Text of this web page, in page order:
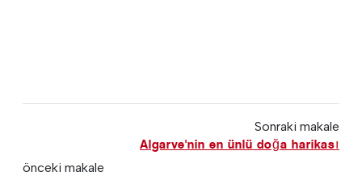
Sonraki makale
Algarve'nin en ünlü doğa harikası
önceki makale